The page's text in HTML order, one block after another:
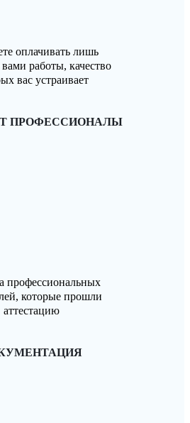
оплачивать лишь
работы, качество
вас устраивает
ПРОФЕССИОНАЛЫ
профессиональных
которые прошли
аттестацию